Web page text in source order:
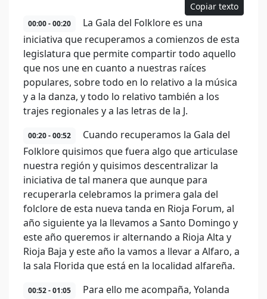
Copiar texto
00:00 - 00:20
La Gala del Folklore es una
iniciativa que recuperamos a comienzos de esta
legislatura que permite compartir todo aquello
que nos une en cuanto a nuestras raíces
populares, sobre todo en lo relativo a la música
y a la danza, y todo lo relativo también a los
trajes regionales y a las letras de la J.
00:20 - 00:52
Cuando recuperamos la Gala del
Folklore quisimos que fuera algo que articulase
nuestra región y quisimos descentralizar la
iniciativa de tal manera que aunque para
recuperarla celebramos la primera gala del
folclore de esta nueva tanda en Rioja Forum, al
año siguiente ya la llevamos a Santo Domingo y
este año queremos ir alternando a Rioja Alta y
Rioja Baja y este año la vamos a llevar a Alfaro, a
la sala Florida que está en la localidad alfareña.
00:52 - 01:05
Para ello me acompaña, Yolanda